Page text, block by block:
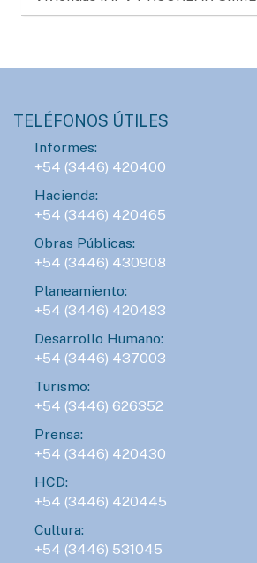
TELÉFONOS ÚTILES
Informes:
+54 (3446) 420400
Hacienda:
+54 (3446) 420465
Obras Públicas:
+54 (3446) 430908
Planeamiento:
+54 (3446) 420483
Desarrollo Humano:
+54 (3446) 437003
Turismo:
+54 (3446) 626352
Prensa:
+54 (3446) 420430
HCD:
+54 (3446) 420445
Cultura:
+54 (3446) 531045